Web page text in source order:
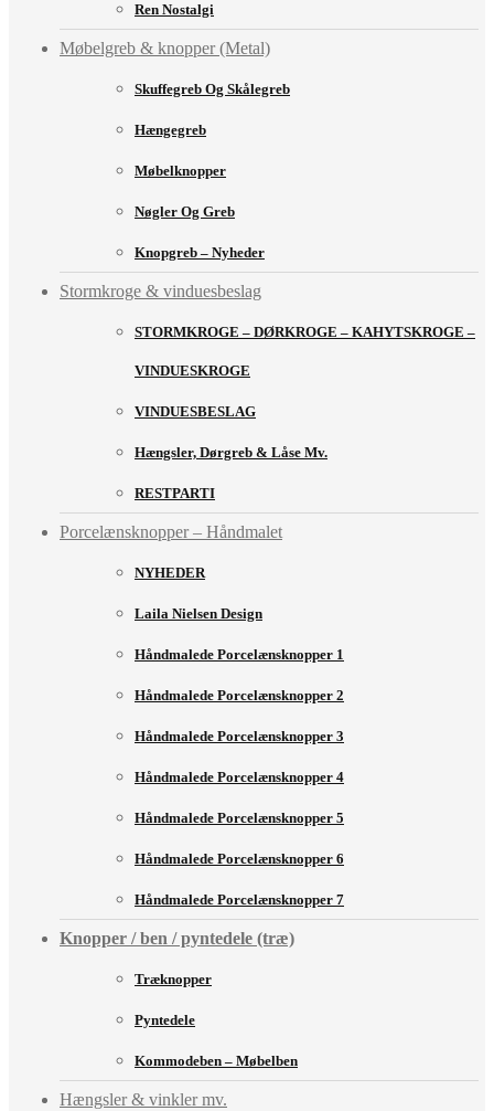
Ren Nostalgi
Møbelgreb & knopper (Metal)
Skuffegreb Og Skålegreb
Hængegreb
Møbelknopper
Nøgler Og Greb
Knopgreb – Nyheder
Stormkroge & vinduesbeslag
STORMKROGE – DØRKROGE – KAHYTSKROGE –
VINDUESKROGE
VINDUESBESLAG
Hængsler, Dørgreb & Låse Mv.
RESTPARTI
Porcelænsknopper – Håndmalet
NYHEDER
Laila Nielsen Design
Håndmalede Porcelænsknopper 1
Håndmalede Porcelænsknopper 2
Håndmalede Porcelænsknopper 3
Håndmalede Porcelænsknopper 4
Håndmalede Porcelænsknopper 5
Håndmalede Porcelænsknopper 6
Håndmalede Porcelænsknopper 7
Knopper / ben / pyntedele (træ)
Træknopper
Pyntedele
Kommodeben – Møbelben
Hængsler & vinkler mv.